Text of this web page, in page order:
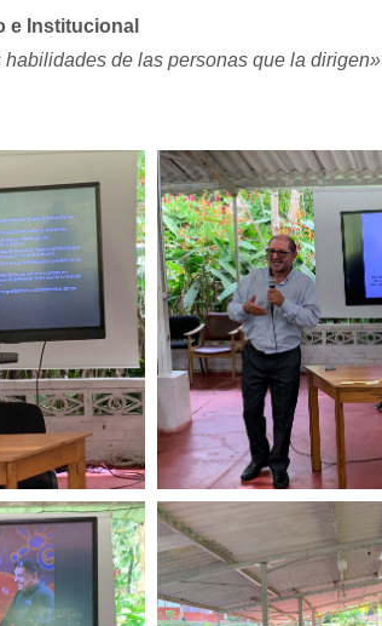
e Institucional
de las personas que la dirigen»